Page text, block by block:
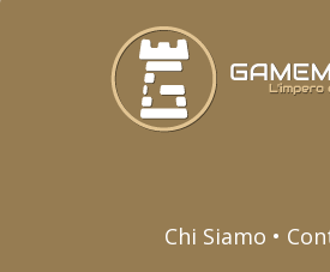
Chi Siamo •